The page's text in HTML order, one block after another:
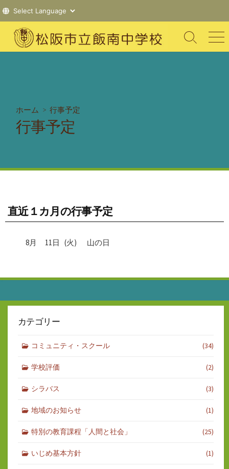
テ
検
索
メ
ニ
ホーム > 行事予定
行事予定
直近１カ月の行事予定
8月 11日 (火) 山の日
カテゴリー
コミュニティ・スクール (34)
学校評価 (2)
シラバス (3)
地域のお知らせ (1)
特別の教育課程「人間と社会」 (25)
いじめ基本方針 (1)